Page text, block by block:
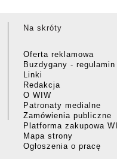
Na skróty
Oferta reklamowa
Buzdygany - regulamin
Linki
Redakcja
O WIW
Patronaty medialne
Zamówienia publiczne
Platforma zakupowa
Mapa strony
Ogłoszenia o pracę